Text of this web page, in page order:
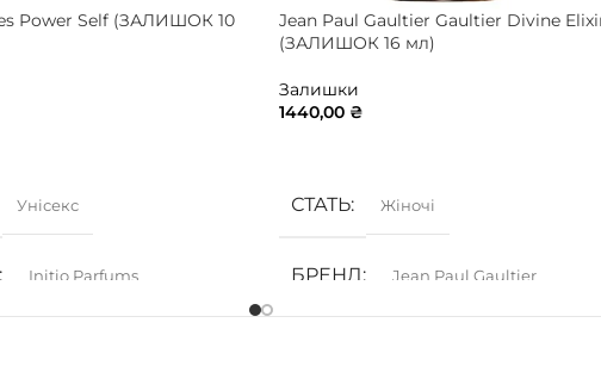
Power Self (ЗАЛИШОК 10
Унісекс
Initio Parfums
Jean Paul Gaultier Gaultier Divine
(ЗАЛИШОК 16 мл)
Залишки
1440,00 ₴
СТАТЬ Жіночі
БРЕНД Jean Paul Gaultier